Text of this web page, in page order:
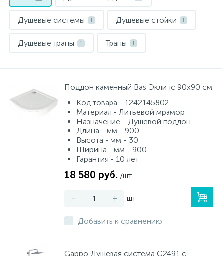
Душевые системы 1 Душевые стойки 1
Душевые трапы 1 Трапы 1
Поддон каменный Bas Эклипс 90х90 см
Код товара - 1242145802
Материал - Литьевой мрамор
Назначение - Душевой поддон
Длина - мм - 900
Высота - мм - 30
Ширина - мм - 900
Гарантия - 10 лет
18 580 руб. /шт
- + шт
Добавить к сравнению
Gappo Душевая система G2491 с